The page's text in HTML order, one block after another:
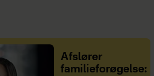
Afslører
familieforøgelse: